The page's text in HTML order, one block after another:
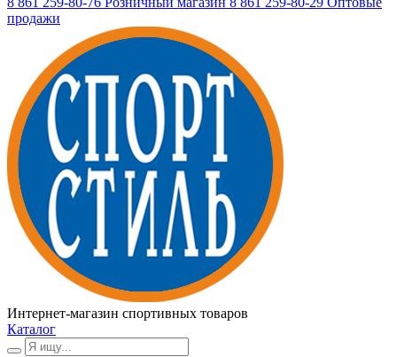
продажи
Интернет-магазин спортивных товаров
Каталог